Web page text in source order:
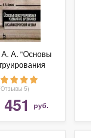
А. "Основы
из
Дизайн
мебели.
пос., 2-е изд.,
5)
451 руб.